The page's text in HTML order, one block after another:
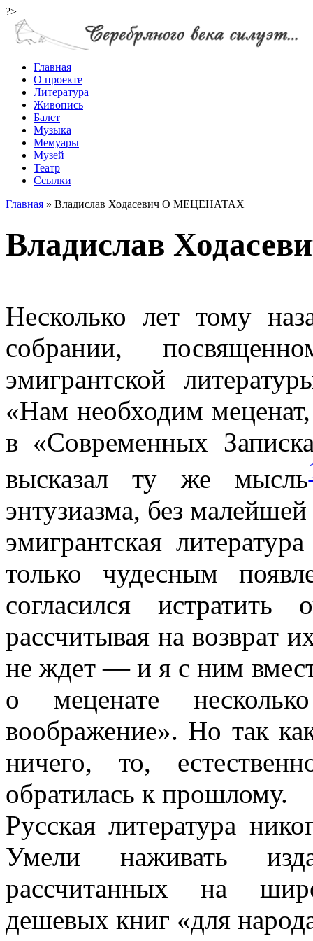
?>
Главная
О проекте
Литература
Живопись
Балет
Музыка
Мемуары
Музей
Театр
Ссылки
Главная » Владислав Ходасевич О МЕЦЕНАТАХ
Владислав
Несколько лет тому
собрании,
эмигрантской
«Нам необходим
в «Современных
высказал ту же мысль
энтузиазма, без
эмигрантская
только чудесным
согласился
рассчитывая на возврат
не ждет — и я с ним
о меценате
воображение». Но так
ничего, то,
обратилась к прошлому.
Русская литература
Умели наживать
рассчитанных на
дешевых книг «для